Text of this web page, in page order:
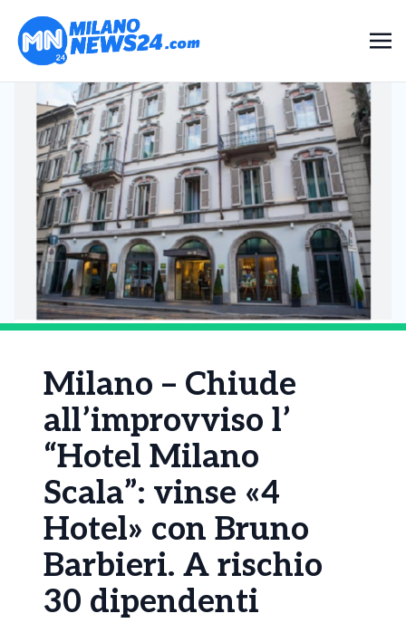
Milano – Chiude
all’improvviso l’
“Hotel Milano
Scala”: vinse «4
Hotel» con Bruno
Barbieri. A rischio
30 dipendenti